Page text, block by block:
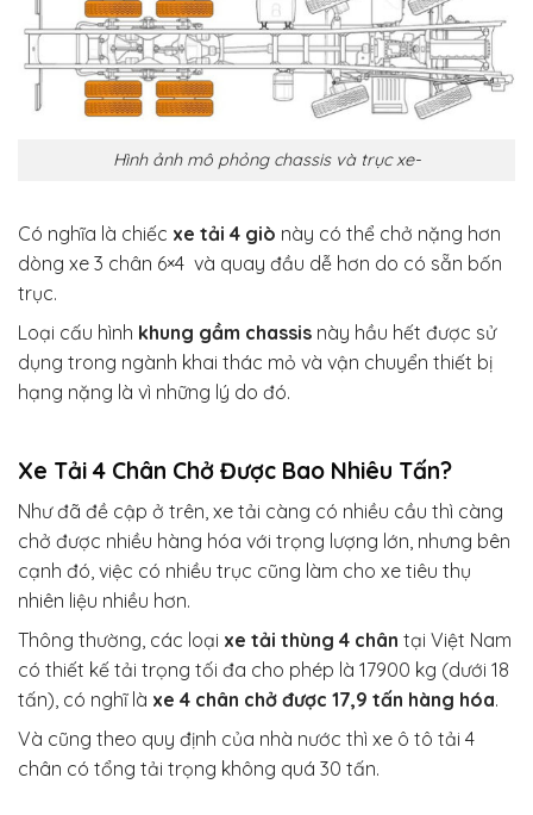
Hình ảnh mô phỏng chassis và trục xe-
Có nghĩa là chiếc xe tải 4 giò này có thể chở nặng hơn
dòng xe 3 chân 6×4 và quay đầu dễ hơn do có sẵn bốn
trục.
Loại cấu hình khung gầm chassis này hầu hết được sử
dụng trong ngành khai thác mỏ và vận chuyển thiết bị
hạng nặng là vì những lý do đó.
Xe Tải 4 Chân Chở Được Bao Nhiêu Tấn?
Như đã đề cập ở trên, xe tải càng có nhiều cầu thì càng
chở được nhiều hàng hóa với trọng lượng lớn, nhưng bên
cạnh đó, việc có nhiều trục cũng làm cho xe tiêu thụ
nhiên liệu nhiều hơn.
Thông thường, các loại xe tải thùng 4 chân tại Việt Nam
có thiết kế tải trọng tối đa cho phép là 17900 kg (dưới 18
tấn), có nghĩ là xe 4 chân chở được 17,9 tấn hàng hóa.
Và cũng theo quy định của nhà nước thì xe ô tô tải 4
chân có tổng tải trọng không quá 30 tấn.